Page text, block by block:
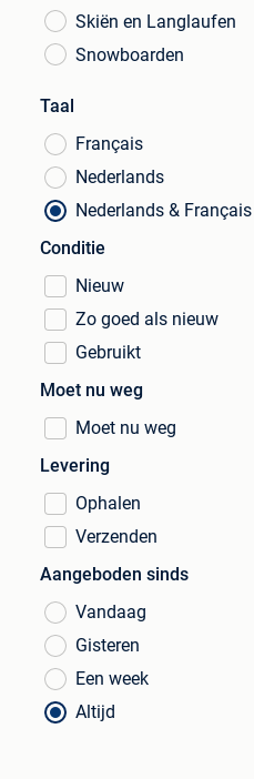
Skiën en Langlaufen
Snowboarden
Taal
Français
Nederlands
Nederlands & Français
Conditie
Nieuw
Zo goed als nieuw
Gebruikt
Moet nu weg
Moet nu weg
Levering
Ophalen
Verzenden
Aangeboden sinds
Vandaag
Gisteren
Een week
Altijd